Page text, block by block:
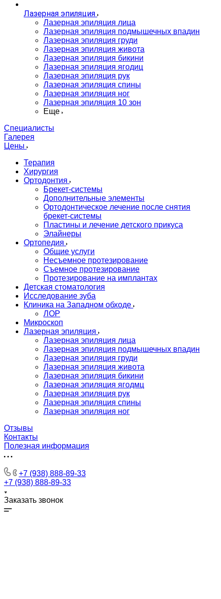
Лазерная эпиляция
Лазерная эпиляция лица
Лазерная эпиляция подмышечных впадин
Лазерная эпиляция груди
Лазерная эпиляция живота
Лазерная эпиляция бикини
Лазерная эпиляция ягодиц
Лазерная эпиляция рук
Лазерная эпиляция спины
Лазерная эпиляция ног
Лазерная эпиляция 10 зон
Еще
Специалисты
Галерея
Цены
Терапия
Хирургия
Ортодонтия
Брекет-системы
Дополнительные элементы
Ортодонтическое лечение после снятия
брекет-системы
Пластины и лечение детского прикуса
Элайнеры
Ортопедия
Общие услуги
Несъемное протезирование
Съемное протезирование
Протезирование на имплантах
Детская стоматология
Исследование зуба
Клиника на Западном обходе
ЛОР
Микроскоп
Лазерная эпиляция
Лазерная эпиляция лица
Лазерная эпиляция подмышечных впадин
Лазерная эпиляция груди
Лазерная эпиляция живота
Лазерная эпиляция бикини
Лазерная эпиляция ягодмц
Лазерная эпиляция рук
Лазерная эпиляция спины
Лазерная эпиляция ног
Отзывы
Контакты
Полезная информация
+7 (938) 888-89-33
+7 (938) 888-89-33
Заказать звонок